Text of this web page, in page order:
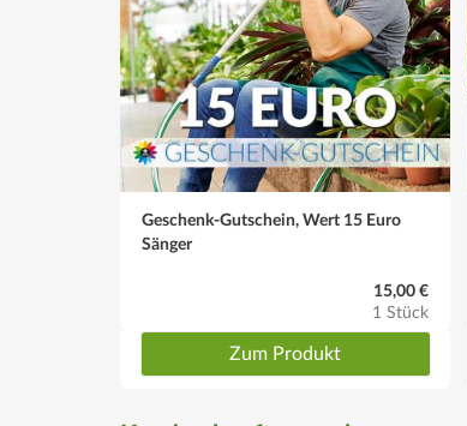
Geschenk-Gutschein, Wert 15 Euro
Sänger
15,00 €
1 Stück
Zum Produkt